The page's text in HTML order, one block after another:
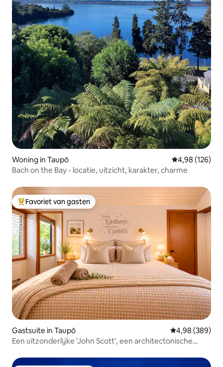
Woning in Taupō Gemiddelde
4,98 (126)
Bach on the Bay - locatie, uitzicht, karakter, charme
Topfavoriet van gasten
Favoriet van gasten
Gastsuite in Taupō Gemiddelde
4,98 (389)
Een uitzonderlijke 'John Scott', een architectonische